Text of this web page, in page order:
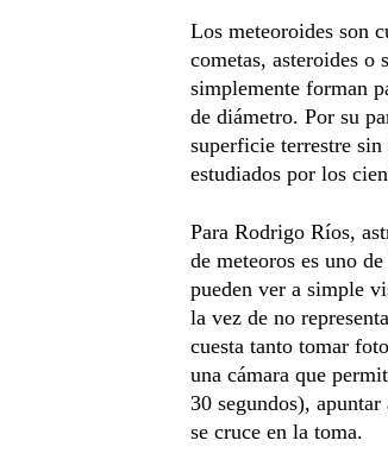
Los meteoroides son
cometas, asteroides o
simplemente forman
de diámetro. Por su
superficie terrestre sin
estudiados por los
Para Rodrigo Ríos,
de meteoros es uno
pueden ver a simple
la vez de no
cuesta tanto tomar
una cámara que
30 segundos),
se cruce en la toma.